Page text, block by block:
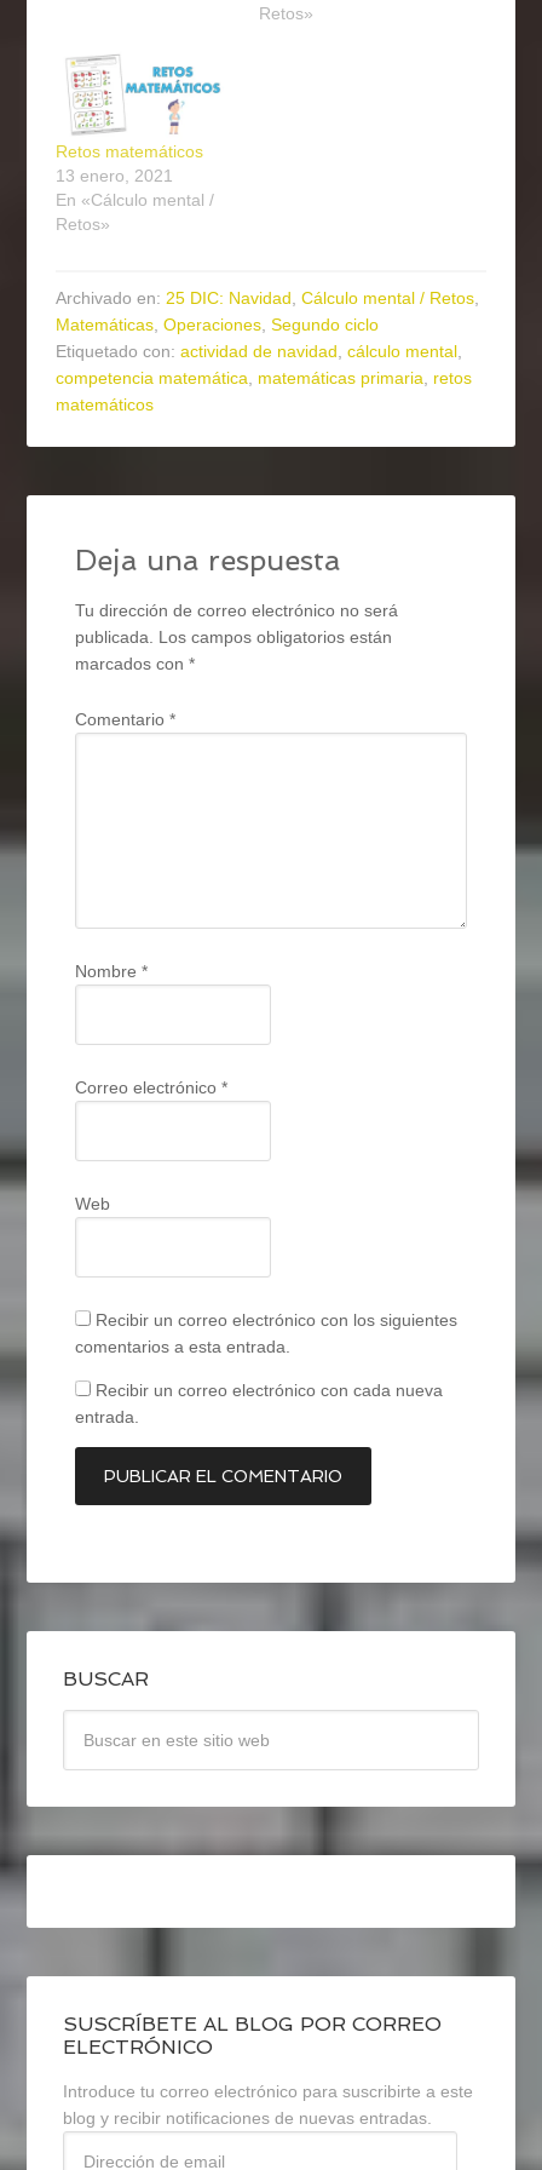
Retos»
Retos matemáticos
13 enero, 2021
En «Cálculo mental /
Retos»
Archivado en:25 DIC: Navidad,Cálculo mental / Retos,
Matemáticas,Operaciones,Segundo ciclo
Etiquetado con:actividad de navidad,cálculo mental,
competencia matemática, matemáticas primaria, retos
matemáticos
Deja una respuesta
Tu dirección de correo electrónico no será
publicada. Los campos obligatorios están
marcados con*
Comentario*
Nombre*
Correo electrónico*
Web
Recibir un correo electrónico con los siguientes
comentarios a esta entrada.
Recibir un correo electrónico con cada nueva
entrada.
BUSCAR
SUSCRÍBETE AL BLOG POR CORREO
ELECTRÓNICO
Introduce tu correo electrónico para suscribirte a este
blog y recibir notificaciones de nuevas entradas.